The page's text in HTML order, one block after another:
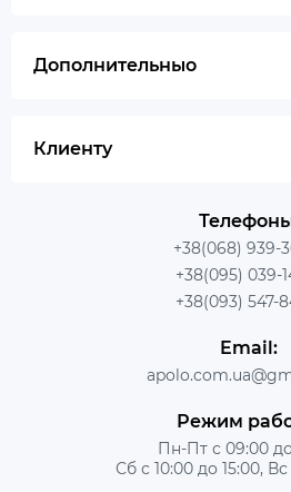
Дополнительныо
Клиенту
+38(068) 939-
+38(095) 039-
+38(093) 547-
Email:
Режим
Пн-Пт с 09:00
Сб с 10:00 до 15:00,